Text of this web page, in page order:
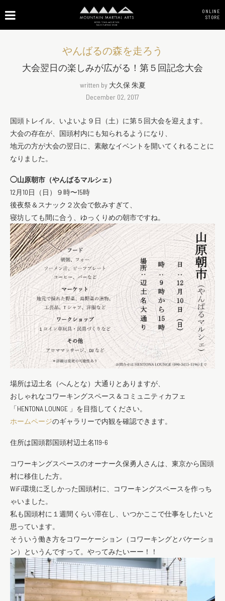
ONLINE
STORE
やんばるの森を走ろう
大会翌日の楽しみが広がる！第５回記念大会
written by 大久保 朱夏
December 02, 2017
国頭トレイル、いよいよ９日（土）に第５回大会を迎えます。
大会の存在が、国頭村内にも知られるようになり、
地元の方が大会の翌日に、素敵なイベントを開いてくれることに
なりました。
◯山原朝市（やんばるマルシェ）
12月10日（日）９時〜15時
後夜祭＆スナック２次会で飲みすぎて、
寝坊しても間に合う、ゆっくりめの朝市ですね。
場所は辺土名（へんとな）大通りとありますが、
おしゃれなコワーキングスペース＆コミュニティカフェ
「HENTONA LOUNGE 」を目指してください。
ホームページのギャラリーで内観を確認できます。
住所は国頭郡国頭村辺土名119-6
コワーキングスペースのオーナー久保勇人さんは、東京から国頭
村に移住した方。
WiFi環境に乏しかった国頭村に、コワーキングスペースを作っち
ゃいました。
私も国頭村に１週間くらい滞在し、いつかここで仕事をしたいと
思っています。
そういう働き方をコワーケーション（コワーキングとバケーショ
ン）というんですって。やってみたいーー！！